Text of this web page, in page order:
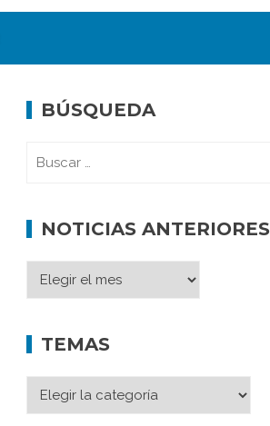
BÚSQUEDA
NOTICIAS ANTERIORES
TEMAS